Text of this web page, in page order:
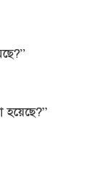
হয়েছে?”